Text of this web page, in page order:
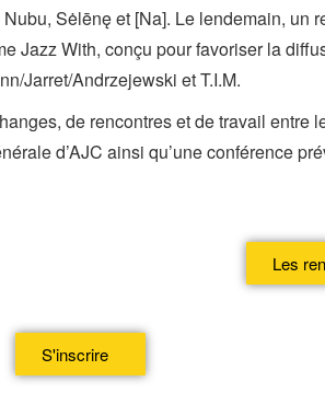
Sėlēnę et [Na]. Le lendemain, un
Jazz With, conçu pour favoriser la
Jarret/Andrzejewski et T.I.M.
de rencontres et de travail entre
d’AJC ainsi qu’une conférence
Les
S'inscrire